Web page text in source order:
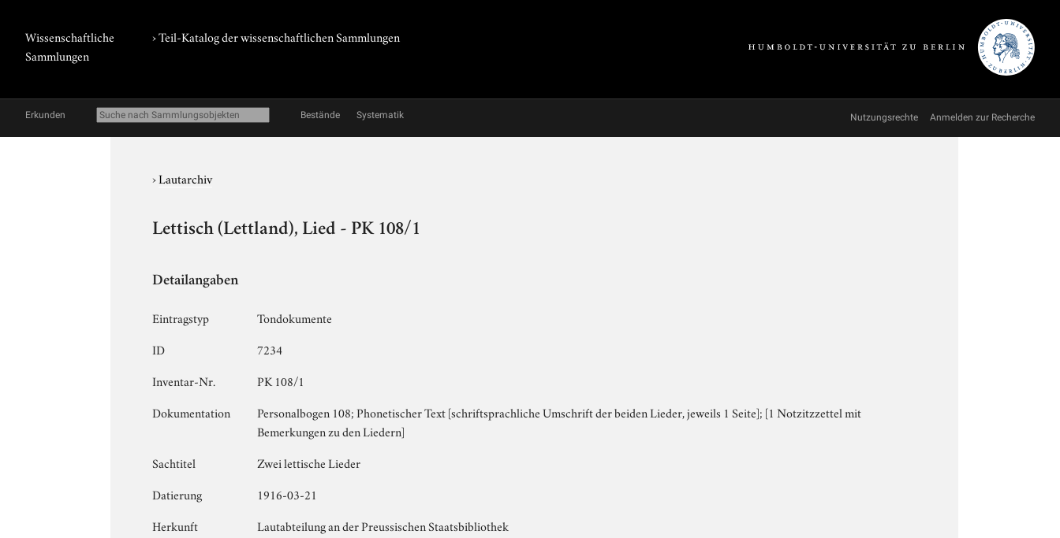
Wissenschaftliche
Sammlungen
› Teil-Katalog der wissenschaftlichen Sammlungen
Erkunden Bestände Systematik Nutzungsrechte Anmelden zur Recherche
›Lautarchiv
Lettisch (Lettland), Lied - PK 108/1
Detailangaben
Eintragstyp
Tondokumente
ID
7234
Inventar-Nr.
PK 108/1
Dokumentation
Personalbogen 108; Phonetischer Text [schriftsprachliche Umschrift der beiden Lieder, jeweils 1 Seite]; [1 Notzitzzettel mit
Bemerkungen zu den Liedern]
Sachtitel
Zwei lettische Lieder
Datierung
1916-03-21
Herkunft
Lautabteilung an der Preussischen Staatsbibliothek